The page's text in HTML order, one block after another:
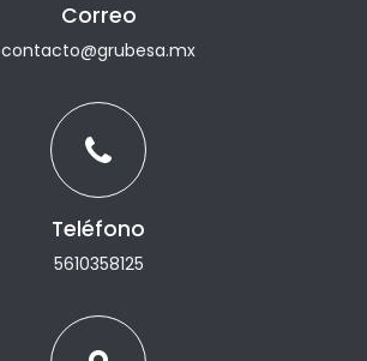
Correo
contacto@grubesa.mx
Teléfono
5610358125